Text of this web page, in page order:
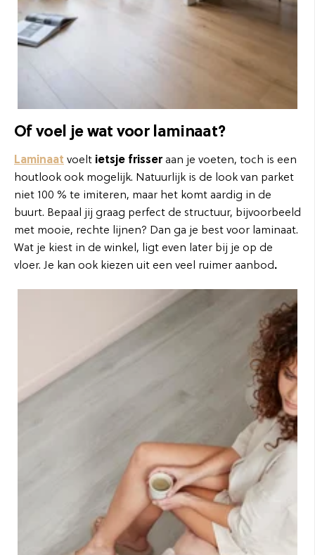
Of voel je wat voor laminaat?
Laminaat voelt ietsje frisseraan je voeten, toch is een
houtlook ook mogelijk. Natuurlijk is de look van parket
niet 100 % te imiteren, maar het komt aardig in de
buurt. Bepaal jij graag perfect de structuur, bijvoorbeeld
met mooie, rechte lijnen? Dan ga je best voor laminaat.
Wat je kiest in de winkel, ligt even later bij je op de
vloer. Je kan ook kiezen uit een veel ruimer aanbod.